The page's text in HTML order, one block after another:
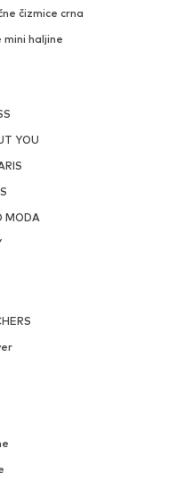
čizmice crna
mini haljine
YOU
MODA